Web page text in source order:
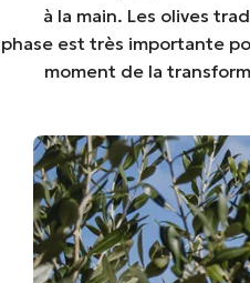
à la main. Les olives
phase est très importante
moment de la